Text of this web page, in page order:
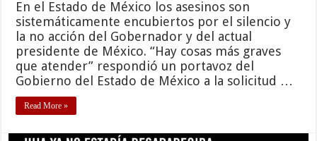
En el Estado de México los asesinos son
sistemáticamente encubiertos por el silencio y
la no acción del Gobernador y del actual
presidente de México. “Hay cosas más graves
que atender” respondió un portavoz del
Gobierno del Estado de México a la solicitud …
Read More »